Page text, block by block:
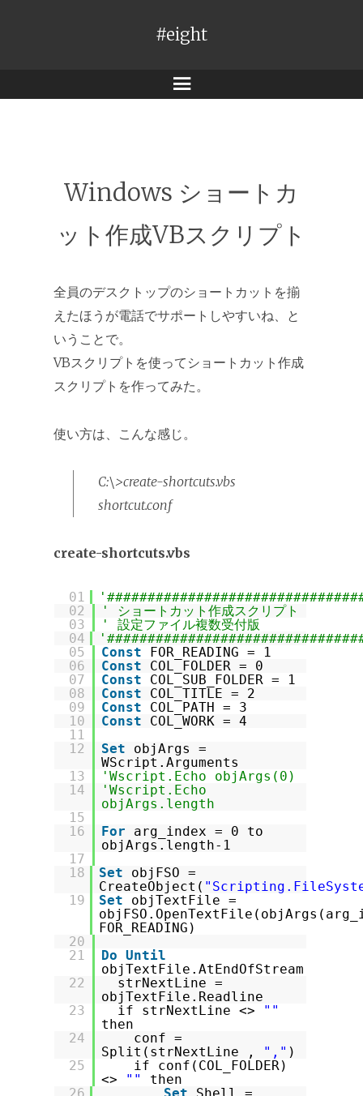
#eight
メ
Windows ショートカ
ット作成VBスクリプト
全員のデスクトップのショートカットを揃
えたほうが電話でサポートしやすいね、と
いうことで。
VBスクリプトを使ってショートカット作成
スクリプトを作ってみた。
使い方は、こんな感じ。
C:\>create-shortcuts.vbs
shortcut.conf
create-shortcuts.vbs
01
02
' ショートカット作成スクリプト
03
' 設定ファイル複数受付版
04
05
Const
FOR_READING = 1
06
Const
COL_FOLDER = 0
07
Const
COL_SUB_FOLDER = 1
08
Const
COL_TITLE = 2
09
Const
COL_PATH = 3
10
Const
COL_WORK = 4
11
12
Set
objArgs =
WScript.Arguments
13
'Wscript.Echo objArgs(0)
14
'Wscript.Echo
objArgs.length
15
16
For
arg_index = 0 to
objArgs.length-1
17
18
Set
objFSO =
CreateObject(
19
Set
objTextFile =
FOR_READING)
20
21
Do Until
objTextFile.AtEndOfStream
22
strNextLine =
objTextFile.Readline
23
if strNextLine <>
""
then
24
conf =
Split(strNextLine ,
"," )
25
if conf(COL_FOLDER)
<>
""
then